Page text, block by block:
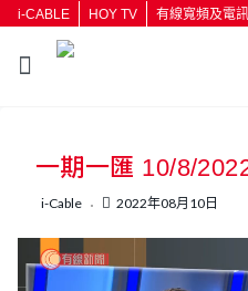
i-CABLE HOY TV 有線寬頻及電
一期一匯 10/8/
i-Cable 2022年08月10日